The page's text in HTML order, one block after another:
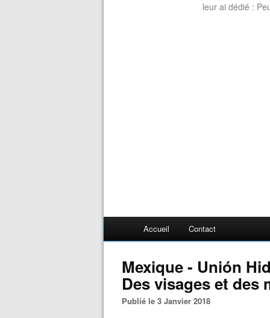
leur ai dédié :
Accueil Contact
Mexique - Unión
Des visages et des
Publié le 3 Janvier 2018